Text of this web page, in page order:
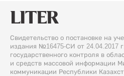
Свидетельство о постановке на
издания №16475-СИ от 24.04.2017
государственного контроля в
и средств массовой информации
коммуникации Республики